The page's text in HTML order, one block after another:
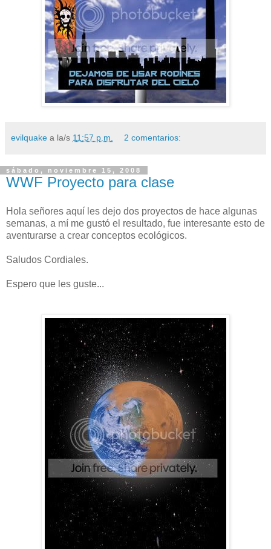
evilquake a la/s 11:57 p.m. 2 comentarios:
sábado, noviembre 15, 2008
WWF Proyecto para clase
Hola señores aquí les dejo dos proyectos de hace algunas
semanas, a mí me gustó el resultado, fue interesante esto de
aventurarse a crear conceptos ecológicos.
Saludos Cordiales.
Espero que les guste...